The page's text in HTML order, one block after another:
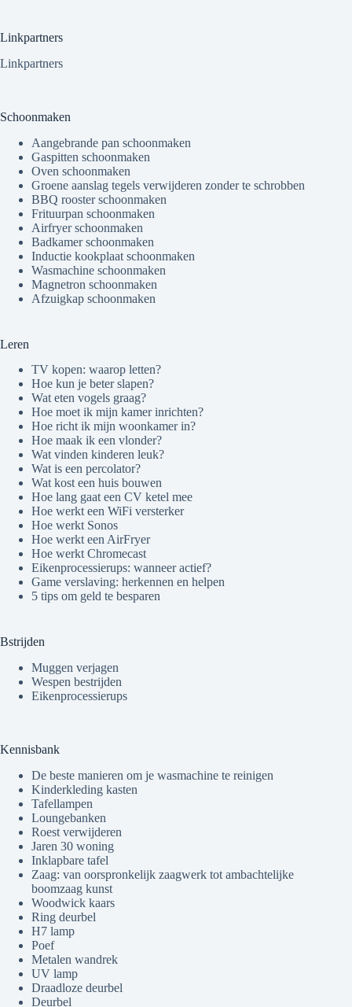
Linkpartners
Linkpartners
Schoonmaken
Aangebrande pan schoonmaken
Gaspitten schoonmaken
Oven schoonmaken
Groene aanslag tegels verwijderen zonder te schrobben
BBQ rooster schoonmaken
Frituurpan schoonmaken
Airfryer schoonmaken
Badkamer schoonmaken
Inductie kookplaat schoonmaken
Wasmachine schoonmaken
Magnetron schoonmaken
Afzuigkap schoonmaken
Leren
TV kopen: waarop letten?
Hoe kun je beter slapen?
Wat eten vogels graag?
Hoe moet ik mijn kamer inrichten?
Hoe richt ik mijn woonkamer in?
Hoe maak ik een vlonder?
Wat vinden kinderen leuk?
Wat is een percolator?
Wat kost een huis bouwen
Hoe lang gaat een CV ketel mee
Hoe werkt een WiFi versterker
Hoe werkt Sonos
Hoe werkt een AirFryer
Hoe werkt Chromecast
Eikenprocessierups: wanneer actief?
Game verslaving: herkennen en helpen
5 tips om geld te besparen
Bstrijden
Muggen verjagen
Wespen bestrijden
Eikenprocessierups
Kennisbank
De beste manieren om je wasmachine te reinigen
Kinderkleding kasten
Tafellampen
Loungebanken
Roest verwijderen
Jaren 30 woning
Inklapbare tafel
Zaag: van oorspronkelijk zaagwerk tot ambachtelijke
boomzaag kunst
Woodwick kaars
Ring deurbel
H7 lamp
Poef
Metalen wandrek
UV lamp
Draadloze deurbel
Deurbel